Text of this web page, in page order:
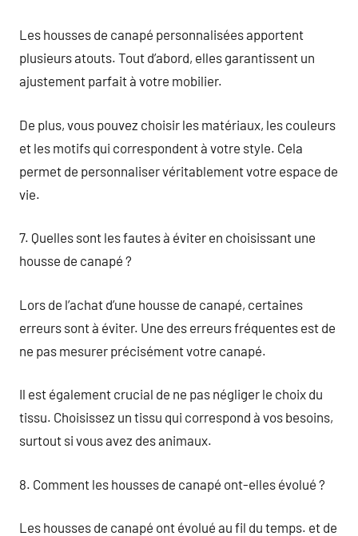
Les housses de canapé personnalisées apportent
plusieurs atouts. Tout d’abord, elles garantissent un
ajustement parfait à votre mobilier.
De plus, vous pouvez choisir les matériaux, les couleurs
et les motifs qui correspondent à votre style. Cela
permet de personnaliser véritablement votre espace de
vie.
7. Quelles sont les fautes à éviter en choisissant une
housse de canapé ?
Lors de l’achat d’une housse de canapé, certaines
erreurs sont à éviter. Une des erreurs fréquentes est de
ne pas mesurer précisément votre canapé.
Il est également crucial de ne pas négliger le choix du
tissu. Choisissez un tissu qui correspond à vos besoins,
surtout si vous avez des animaux.
8. Comment les housses de canapé ont-elles évolué ?
Les housses de canapé ont évolué au fil du temps. et de